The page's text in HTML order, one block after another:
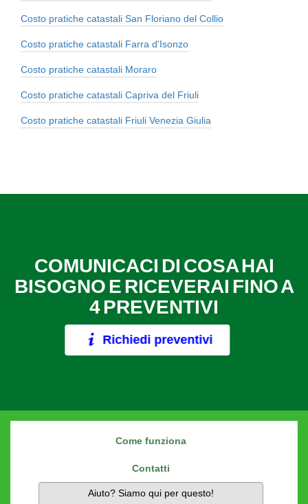
Costo pratiche catastali San Floriano del Collio
Costo pratiche catastali Farra d'Isonzo
Costo pratiche catastali Moraro
Costo pratiche catastali Capriva del Friuli
Costo pratiche catastali Friuli Venezia Giulia
COMUNICACI DI COSA HAI
BISOGNO E RICEVERAI FINO A
4 PREVENTIVI
Richiedi preventivi
Come funziona
Contatti
Aiuto? Siamo qui per questo!